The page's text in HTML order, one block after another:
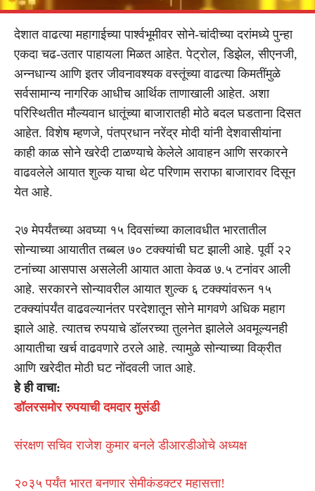
देशात वाढत्या महागाईच्या पार्श्वभूमीवर सोने-चांदीच्या दरांमध्ये पुन्हा
एकदा चढ-उतार पाहायला मिळत आहेत. पेट्रोल, डिझेल, सीएनजी,
अन्नधान्य आणि इतर जीवनावश्यक वस्तूंच्या वाढत्या किमतींमुळे
सर्वसामान्य नागरिक आधीच आर्थिक ताणाखाली आहेत. अशा
परिस्थितीत मौल्यवान धातूंच्या बाजारातही मोठे बदल घडताना दिसत
आहेत. विशेष म्हणजे, पंतप्रधान नरेंद्र मोदी यांनी देशवासीयांना
काही काळ सोने खरेदी टाळण्याचे केलेले आवाहन आणि सरकारने
वाढवलेले आयात शुल्क याचा थेट परिणाम सराफा बाजारावर दिसून
येत आहे.
२७ मेपर्यंतच्या अवघ्या १५ दिवसांच्या कालावधीत भारतातील
सोन्याच्या आयातीत तब्बल ७० टक्क्यांची घट झाली आहे. पूर्वी २२
टनांच्या आसपास असलेली आयात आता केवळ ७.५ टनांवर आली
आहे. सरकारने सोन्यावरील आयात शुल्क ६ टक्क्यांवरून १५
टक्क्यांपर्यंत वाढवल्यानंतर परदेशातून सोने मागवणे अधिक महाग
झाले आहे. त्यातच रुपयाचे डॉलरच्या तुलनेत झालेले अवमूल्यनही
आयातीचा खर्च वाढवणारे ठरले आहे. त्यामुळे सोन्याच्या विक्रीत
आणि खरेदीत मोठी घट नोंदवली जात आहे.
हे ही वाचा:
डॉलरसमोर रुपयाची दमदार मुसंडी
संरक्षण सचिव राजेश कुमार बनले डीआरडीओचे अध्यक्ष
२०३५ पर्यंत भारत बनणार सेमीकंडक्टर महासत्ता!